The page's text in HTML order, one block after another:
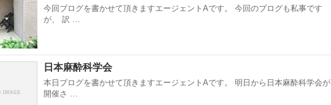
今回ブログを書かせて頂きますエージェントAです。 今回のブログも私事です
が、 訳 …
日本麻酔科学会
本日ブログを書かせて頂きますエージェントAです。 明日から日本麻酔科学会が
開催さ …